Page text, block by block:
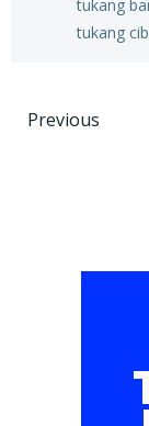
tukang
tukang
Post
Previous